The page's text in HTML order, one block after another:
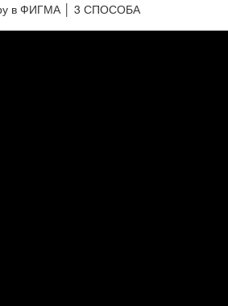
в ФИГМА │ 3 СПОСОБА